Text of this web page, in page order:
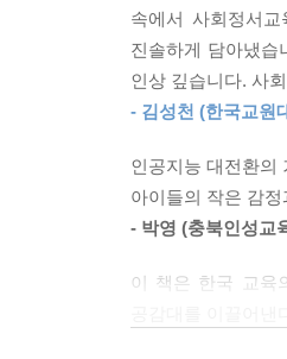
- 초중고 학교급별
- 평가 재설계 가이
Chapter 6. 교사의
- K-SEL의 핵심 주
- 교사 자신을 위한
- 가정의 역할: 부모
속에서 사회정서
진솔하게 담아냈
인상 깊습니다. 사
- 김성천 (한국교원
인공지능 대전환의
아이들의 작은 감
- 박영 (충북인성교
이 책은 한국 교육